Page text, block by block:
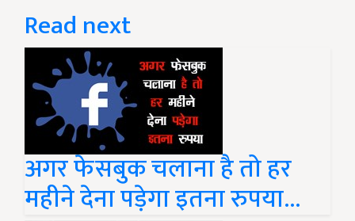
Read next
अगर फेसबुक चलाना है तो हर
महीने देना पड़ेगा इतना रुपया...